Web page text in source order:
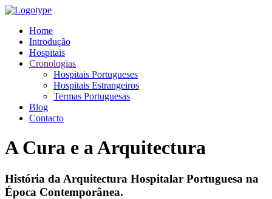
Home
Introdução
Hospitais
Cronologias
Hospitais Portugueses
Hospitais Estrangeiros
Termas Portuguesas
Blog
Contacto
A Cura e a Arquitectura
História da Arquitectura Hospitalar Portuguesa na
Época Contemporânea.